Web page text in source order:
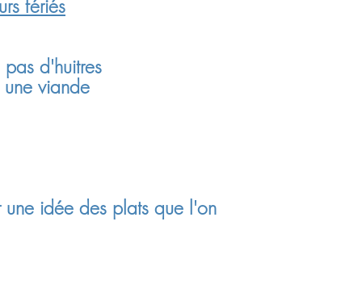
fériés
d'huitres
viande
idée des plats que l'on